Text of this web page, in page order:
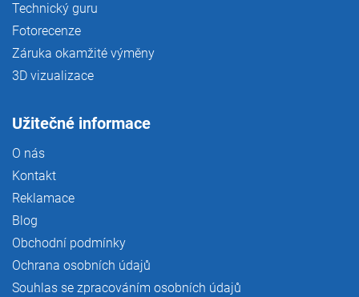
Technický guru
Fotorecenze
Záruka okamžité výměny
3D vizualizace
Užitečné informace
O nás
Kontakt
Reklamace
Blog
Obchodní podmínky
Ochrana osobních údajů
Souhlas se zpracováním osobních údajů